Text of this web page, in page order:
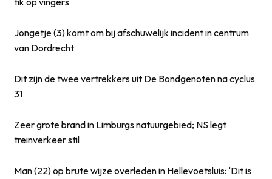
Jongetje (3) komt om bij afschuwelijk incident in centrum
van Dordrecht
Dit zijn de twee vertrekkers uit De Bondgenoten na cyclus
31
Zeer grote brand in Limburgs natuurgebied; NS legt
treinverkeer stil
Man (22) op brute wijze overleden in Hellevoetsluis: ‘Dit is